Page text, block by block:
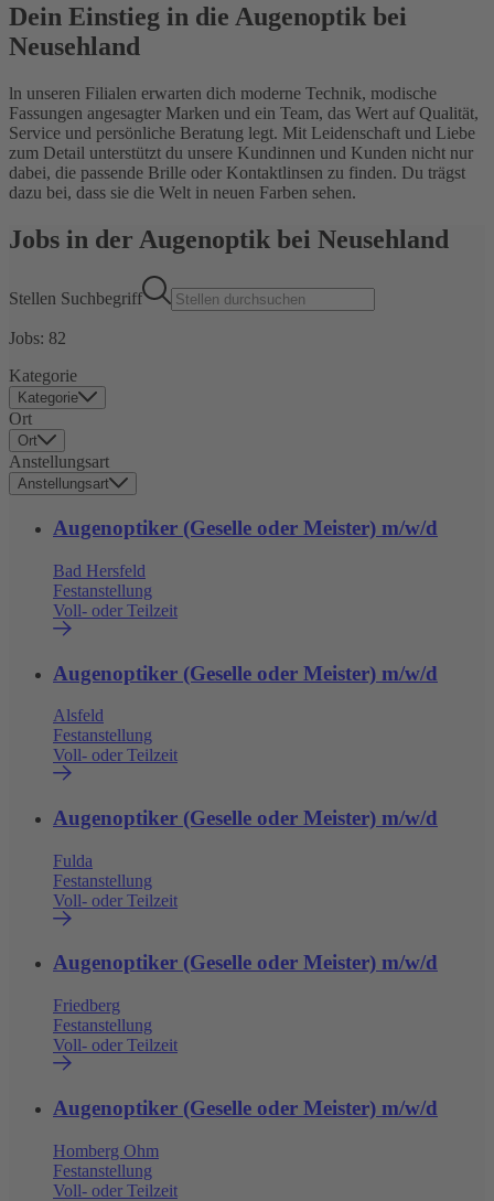
Dein Einstieg in die Augenoptik bei
Neusehland
ln unseren Filialen erwarten dich moderne Technik, modische
Fassungen angesagter Marken und ein Team, das Wert auf Qualität,
Service und persönliche Beratung legt. Mit Leidenschaft und Liebe
zum Detail unterstützt du unsere Kundinnen und Kunden nicht nur
dabei, die passende Brille oder Kontaktlinsen zu finden. Du trägst
dazu bei, dass sie die Welt in neuen Farben sehen.
Jobs in der Augenoptik bei Neusehland
Stellen Suchbegriff
Jobs: 82
Kategorie
Kategorie
Ort
Ort
Anstellungsart
Anstellungsart
Augenoptiker (Geselle oder Meister) m/w/d
Bad Hersfeld
Festanstellung
Voll- oder Teilzeit
Augenoptiker (Geselle oder Meister) m/w/d
Alsfeld
Festanstellung
Voll- oder Teilzeit
Augenoptiker (Geselle oder Meister) m/w/d
Fulda
Festanstellung
Voll- oder Teilzeit
Augenoptiker (Geselle oder Meister) m/w/d
Friedberg
Festanstellung
Voll- oder Teilzeit
Augenoptiker (Geselle oder Meister) m/w/d
Homberg Ohm
Festanstellung
Voll- oder Teilzeit